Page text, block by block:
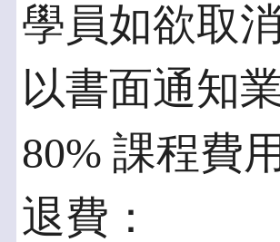
學員如欲取
以書面通知
80% 課程費用
退費：